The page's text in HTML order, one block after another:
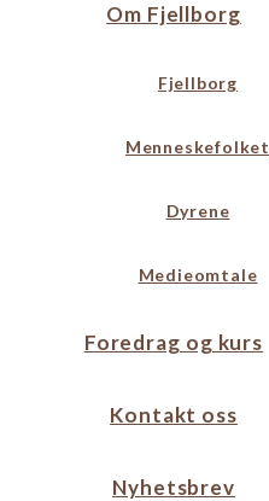
Om Fjellborg
Fjellborg
Menneskefolket
Dyrene
Medieomtale
Foredrag og kurs
Kontakt oss
Nyhetsbrev